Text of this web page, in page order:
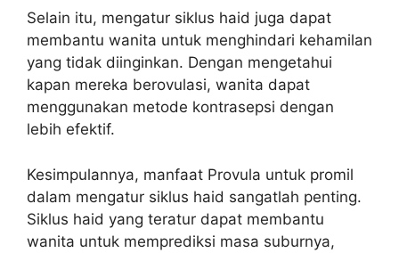
Selain itu, mengatur siklus haid juga dapat
membantu wanita untuk menghindari kehamilan
yang tidak diinginkan. Dengan mengetahui
kapan mereka berovulasi, wanita dapat
menggunakan metode kontrasepsi dengan
lebih efektif.
Kesimpulannya, manfaat Provula untuk promil
dalam mengatur siklus haid sangatlah penting.
Siklus haid yang teratur dapat membantu
wanita untuk memprediksi masa suburnya,